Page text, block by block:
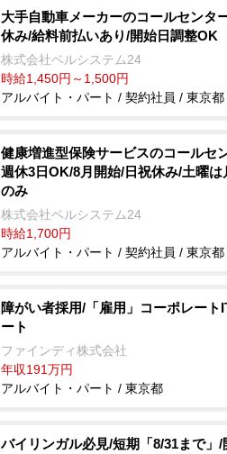
大手自動車メーカーのコールセンタ
休み/給料前払いあり/開始日調整OK
株式会社ベルシステム24
時給1,450円～1,500円
アルバイト・パート / 契約社員 / 東京都
健康増進型保険サービスのコールセ
週休3日OK/8月開始/日祝休み/土曜は
のみ
株式会社ベルシステム24
時給1,700円
アルバイト・パート / 契約社員 / 東京都
障がい者採用/「雇用」コーポレート
ート
ファインディ株式会社
年収191万円
アルバイト・パート / 東京都
バイリンガル必見/短期「8/31まで」/